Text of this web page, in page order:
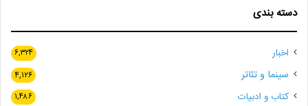
دسته بندی
اخبار ۶,۳۲۴
سینما و تئاتر ۴,۱۲۶
کتاب و ادبیات ۱,۴۸۶